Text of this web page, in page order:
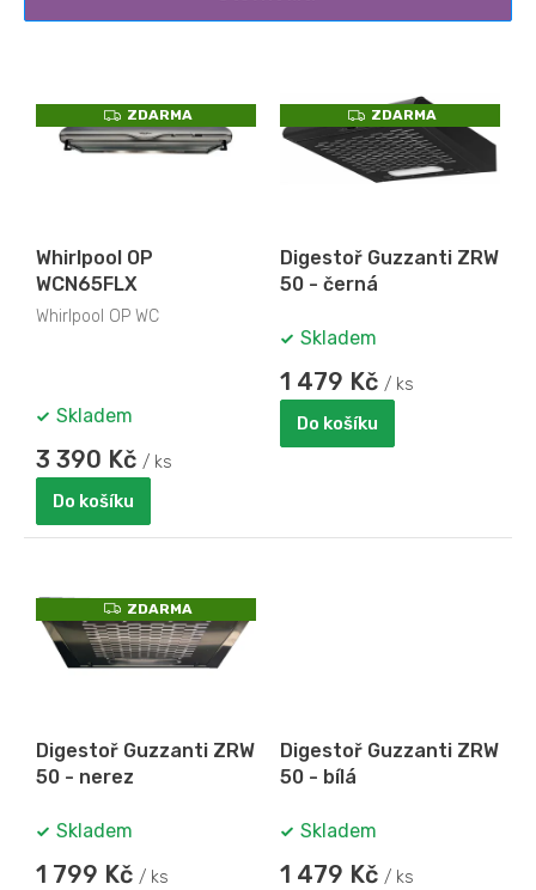
p
Z
D
A
ZDARMA
Whirlpool OP
WCN65FLX
Whirlpool OP WC
Skladem
3 390 Kč / ks
Do košíku
Z
D
A
R
M
ZDARMA
Digestoř Guzzanti ZRW
50 - černá
Skladem
1 479 Kč / ks
Do košíku
Z
D
A
R
ZDARMA
Digestoř Guzzanti ZRW
50 - nerez
Skladem
1 799 Kč / ks
Digestoř Guzzanti ZRW
50 - bílá
Skladem
1 479 Kč / ks